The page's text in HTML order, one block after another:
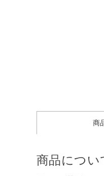
商
商品につい